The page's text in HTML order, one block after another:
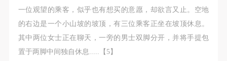
一位观望的乘客，似乎也有想买的意愿，却欲言又止。空地
的右边是一个小山坡的坡顶，有三位乘客正坐在坡顶休息。
其中两位女士正在聊天，一旁的男士双脚分开，并将手提包
置于两脚中间独自休息.....【5】